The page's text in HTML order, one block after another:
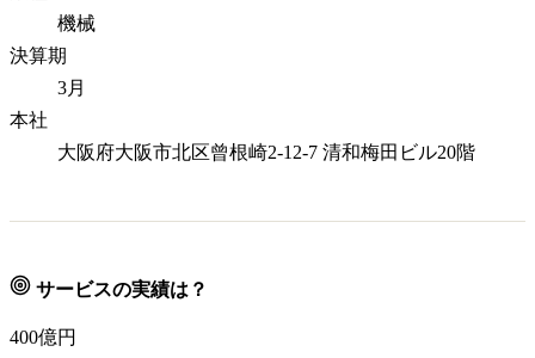
機械
決算期
3月
本社
大阪府大阪市北区曾根崎2-12-7 清和梅田ビル20階
サービスの実績は？
400億円